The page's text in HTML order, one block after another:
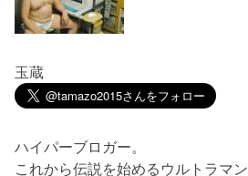
玉蔵
ハイパーブロガー。
これから伝説を始めるウルトラマン